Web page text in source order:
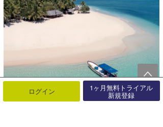
ログイン 1ヶ月無料トライアル
新規登録